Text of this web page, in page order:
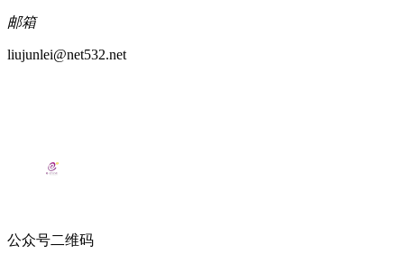
邮箱
liujunlei@net532.net
公众号二维码